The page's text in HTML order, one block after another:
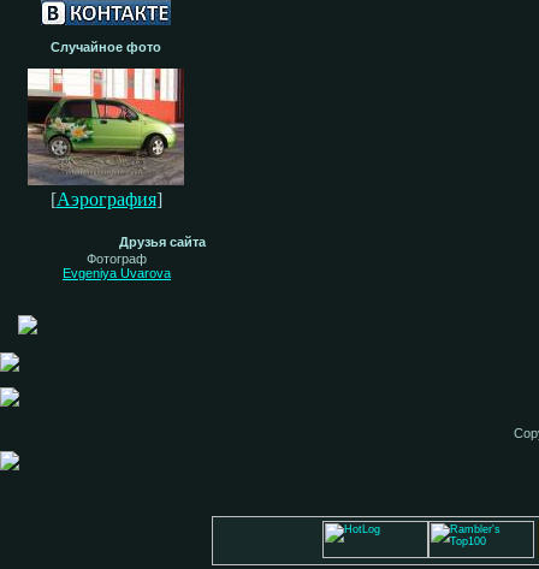
Случайное фото
[Аэрография]
Друзья сайта
Фотограф
Evgeniya Uvarova